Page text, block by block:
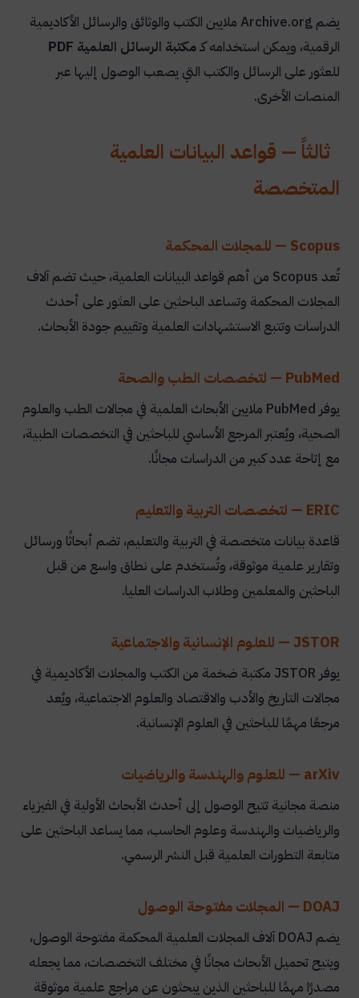
يضم Archive.org ملايين الكتب والوثائق والرسائل الأكاديمية
الرقمية، ويمكن استخدامه كـمكتبة الرسائل العلمية PDF
للعثور على الرسائل والكتب التي يصعب الوصول إليها عبر
المنصات الأخرى.
ثالثاً — قواعد البيانات العلمية
المتخصصة
Scopus — للمجلات المحكمة
تُعد Scopus من أهم قواعد البيانات العلمية، حيث تضم آلاف
المجلات المحكمة وتساعد الباحثين على العثور على أحدث
الدراسات وتتبع الاستشهادات العلمية وتقييم جودة الأبحاث.
PubMed — لتخصصات الطب والصحة
يوفر PubMed ملايين الأبحاث العلمية في مجالات الطب والعلوم
الصحية، ويُعتبر المرجع الأساسي للباحثين في التخصصات الطبية،
مع إتاحة عدد كبير من الدراسات مجانًا.
ERIC — لتخصصات التربية والتعليم
قاعدة بيانات متخصصة في التربية والتعليم، تضم أبحاثًا ورسائل
وتقارير علمية موثوقة، وتُستخدم على نطاق واسع من قبل
الباحثين والمعلمين وطلاب الدراسات العليا.
JSTOR — للعلوم الإنسانية والاجتماعية
يوفر JSTOR مكتبة ضخمة من الكتب والمجلات الأكاديمية في
مجالات التاريخ والأدب والاقتصاد والعلوم الاجتماعية، ويُعد
مرجعًا مهمًا للباحثين في العلوم الإنسانية.
arXiv — للعلوم والهندسة والرياضيات
منصة مجانية تتيح الوصول إلى أحدث الأبحاث الأولية في الفيزياء
والرياضيات والهندسة وعلوم الحاسب، مما يساعد الباحثين على
متابعة التطورات العلمية قبل النشر الرسمي.
DOAJ — المجلات مفتوحة الوصول
يضم DOAJ آلاف المجلات العلمية المحكمة مفتوحة الوصول،
ويتيح تحميل الأبحاث مجانًا في مختلف التخصصات، مما يجعله
مصدرًا مهمًا للباحثين الذين يبحثون عن مراجع علمية موثوقة